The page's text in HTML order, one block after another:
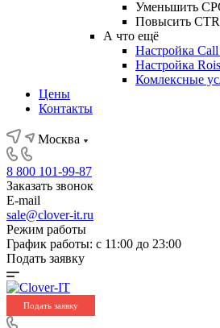
Уменьшить
Повысить CTR
А что ещё
Настройка
Настройка
Комлексные
Цены
Контакты
Москва
8 800 101-99-87
Заказать звонок
E-mail
sale@clover-it.ru
Режим работы
График работы: с 11:00 до 23:00
Подать заявку
Подать заявку